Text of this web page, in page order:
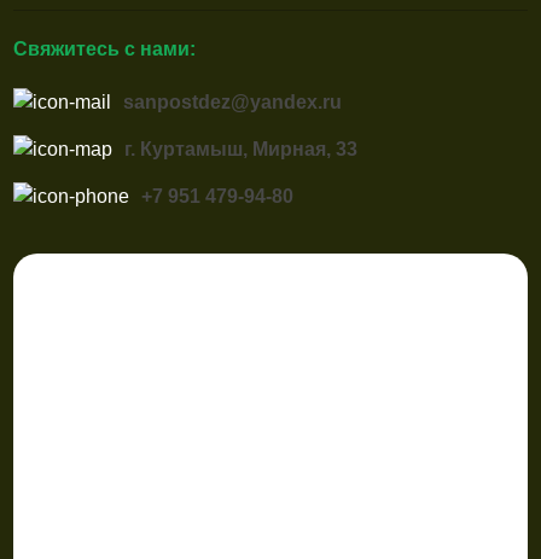
Свяжитесь с нами:
sanpostdez@yandex.ru
г. Куртамыш, Мирная, 33
+7 951 479-94-80